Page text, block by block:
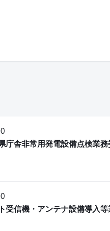
舎非常用発電設備点検業
受信機・アンテナ設備導入